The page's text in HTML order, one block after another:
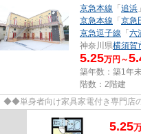
京急本線 「 追浜
京急本線 「 京急
京急逗子線 「 六
神奈川県横須賀
5.25万円～
築年数：築1年
階数：2階建
◆◆単身者向け家具家電付き専門店
5.25